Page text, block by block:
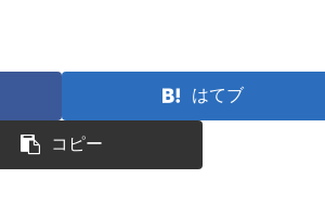
はてブ
コピー